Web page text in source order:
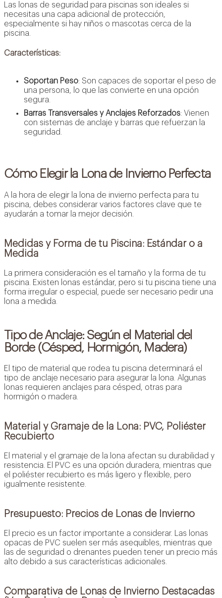
Agua más limpia y saludable con sistemas de
cloración salina: confort, ahorro y respeto al
Las lonas de seguridad para piscinas son ideales si
necesitas una capa adicional de protección,
especialmente si hay niños o mascotas cerca de la
piscina.
Características:
Soportan Peso: Son capaces de soportar el peso de
una persona, lo que las convierte en una opción
segura.
Barras Transversales y Anclajes Reforzados: Vienen
con sistemas de anclaje y barras que refuerzan la
seguridad.
Cómo Elegir la Lona de Invierno Perfecta
A la hora de elegir la lona de invierno perfecta para tu
piscina, debes considerar varios factores clave que te
ayudarán a tomar la mejor decisión.
Medidas y Forma de tu Piscina: Estándar o a
Medida
La primera consideración es el tamaño y la forma de tu
piscina. Existen lonas estándar, pero si tu piscina tiene una
forma irregular o especial, puede ser necesario pedir una
lona a medida.
Tipo de Anclaje: Según el Material del
Borde (Césped, Hormigón, Madera)
El tipo de material que rodea tu piscina determinará el
tipo de anclaje necesario para asegurar la lona. Algunas
lonas requieren anclajes para césped, otras para
hormigón o madera.
Material y Gramaje de la Lona: PVC, Poliéster
Recubierto
El material y el gramaje de la lona afectan su durabilidad y
resistencia. El PVC es una opción duradera, mientras que
el poliéster recubierto es más ligero y flexible, pero
igualmente resistente.
Presupuesto: Precios de Lonas de Invierno
El precio es un factor importante a considerar. Las lonas
opacas de PVC suelen ser más asequibles, mientras que
las de seguridad o drenantes pueden tener un precio más
alto debido a sus características adicionales.
Comparativa de Lonas de Invierno Destacadas